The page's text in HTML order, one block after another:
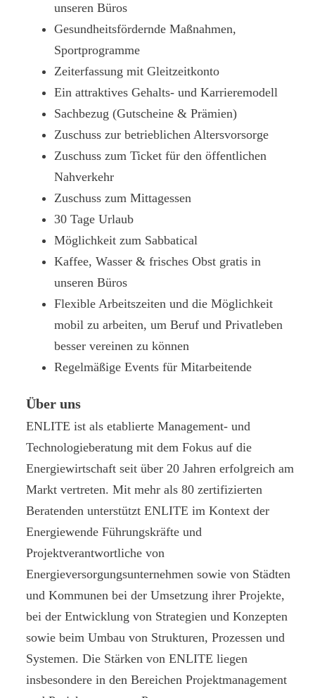
unseren Büros
Gesundheitsfördernde Maßnahmen,
Sportprogramme
Zeiterfassung mit Gleitzeitkonto
Ein attraktives Gehalts- und Karrieremodell
Sachbezug (Gutscheine & Prämien)
Zuschuss zur betrieblichen Altersvorsorge
Zuschuss zum Ticket für den öffentlichen
Nahverkehr
Zuschuss zum Mittagessen
30 Tage Urlaub
Möglichkeit zum Sabbatical
Kaffee, Wasser & frisches Obst gratis in
unseren Büros
Flexible Arbeitszeiten und die Möglichkeit
mobil zu arbeiten, um Beruf und Privatleben
besser vereinen zu können
Regelmäßige Events für Mitarbeitende
Über uns
ENLITE ist als etablierte Management- und
Technologieberatung mit dem Fokus auf die
Energiewirtschaft seit über 20 Jahren erfolgreich am
Markt vertreten. Mit mehr als 80 zertifizierten
Beratenden unterstützt ENLITE im Kontext der
Energiewende Führungskräfte und
Projektverantwortliche von
Energieversorgungsunternehmen sowie von Städten
und Kommunen bei der Umsetzung ihrer Projekte,
bei der Entwicklung von Strategien und Konzepten
sowie beim Umbau von Strukturen, Prozessen und
Systemen. Die Stärken von ENLITE liegen
insbesondere in den Bereichen Projektmanagement